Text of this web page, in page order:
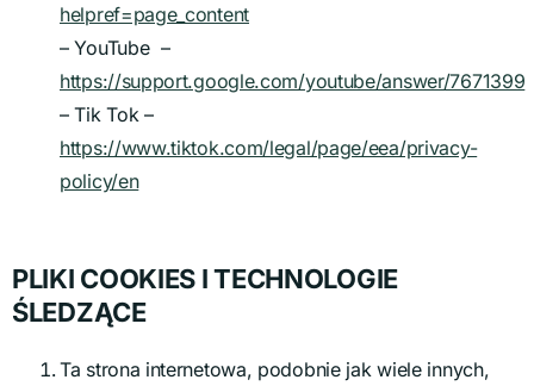
helpref=page_content
–YouTube –
https://support.google.com/youtube/answer/7671399
– Tik Tok –
https://www.tiktok.com/legal/page/eea/privacy-
policy/en
PLIKI COOKIES I TECHNOLOGIE
ŚLEDZĄCE
Ta strona internetowa, podobnie jak wiele innych,